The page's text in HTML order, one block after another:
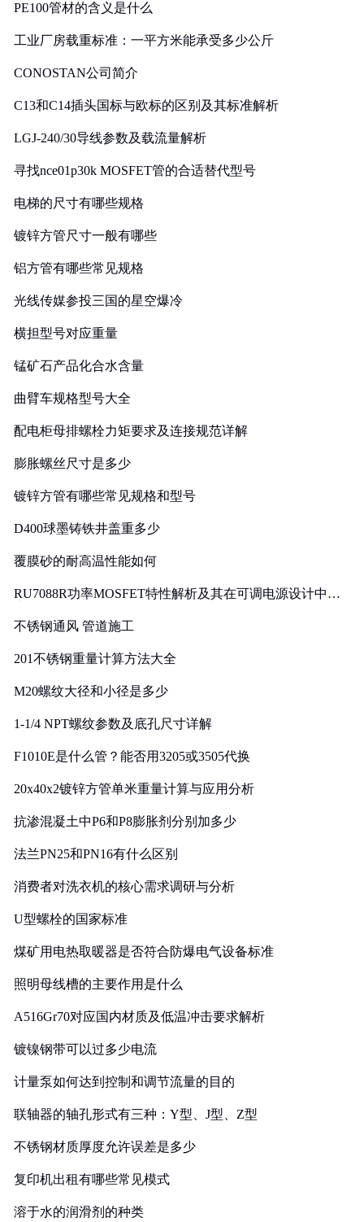
PE100管材的含义是什么
工业厂房载重标准：一平方米能承受多少公斤
CONOSTAN公司简介
C13和C14插头国标与欧标的区别及其标准解析
LGJ-240/30导线参数及载流量解析
寻找nce01p30k MOSFET管的合适替代型号
电梯的尺寸有哪些规格
镀锌方管尺寸一般有哪些
铝方管有哪些常见规格
光线传媒参投三国的星空爆冷
横担型号对应重量
锰矿石产品化合水含量
曲臂车规格型号大全
配电柜母排螺栓力矩要求及连接规范详解
膨胀螺丝尺寸是多少
镀锌方管有哪些常见规格和型号
D400球墨铸铁井盖重多少
覆膜砂的耐高温性能如何
RU7088R功率MOSFET特性解析及其在可调电源设计中的
不锈钢通风 管道施工
201不锈钢重量计算方法大全
M20螺纹大径和小径是多少
1-1/4 NPT螺纹参数及底孔尺寸详解
F1010E是什么管？能否用3205或3505代换
20x40x2镀锌方管单米重量计算与应用分析
抗渗混凝土中P6和P8膨胀剂分别加多少
法兰PN25和PN16有什么区别
消费者对洗衣机的核心需求调研与分析
U型螺栓的国家标准
煤矿用电热取暖器是否符合防爆电气设备标准
照明母线槽的主要作用是什么
A516Gr70对应国内材质及低温冲击要求解析
镀镍钢带可以过多少电流
计量泵如何达到控制和调节流量的目的
联轴器的轴孔形式有三种：Y型、J型、Z型
不锈钢材质厚度允许误差是多少
复印机出租有哪些常见模式
溶于水的润滑剂的种类